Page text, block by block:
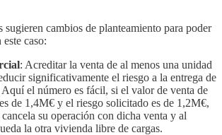
sugieren cambios de planteamiento para poder
caso:
: Acreditar la venta de al menos una unidad
significativamente el riesgo a la entrega de
el número es fácil, si el valor de venta de
de 1,4M€ y el riesgo solicitado es de 1,2M€,
su operación con dicha venta y al
la otra vivienda libre de cargas.